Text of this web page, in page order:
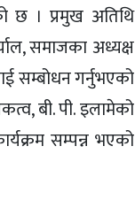
छ । प्रमुख अतिथि
समाजका अध्यक्ष
सम्बोधन गर्नुभएको
बी. पी. इलामेको
सम्पन्न भएको